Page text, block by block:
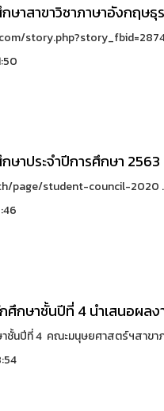
าสาขาวิชาภาษาอังกฤษธุ
าประจำปีการศึกษา 2563
page/student-council-2020
ศึกษาชั้นปีที่ 4 นำเสนอผ
ชั้นปีที่ 4 คณะมนุษยศาสตร์ฯสาขา